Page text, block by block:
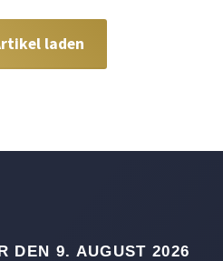
laden
DEN 9. AUGUST 2026